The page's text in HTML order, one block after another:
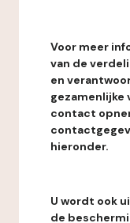
Voor meer
van de
en
gezamenlijke
contact
hieronder.
U wordt ook
de